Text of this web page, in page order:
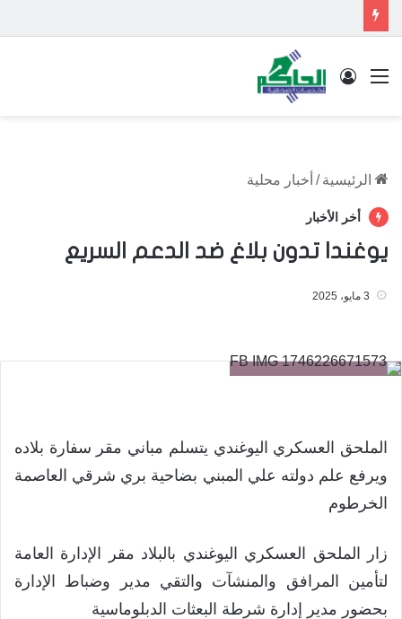
القائمة تسجيل الدخول
الرئيسية / أخبار محلية
أخر الأخبار
يوغندا تدون بلاغ ضد الدعم السريع
3 مايو، 2025
الملحق العسكري اليوغندي يتسلم مباني مقر سفارة بلاده
ويرفع علم دولته علي المبني بضاحية بري شرقي العاصمة
الخرطوم
زار الملحق العسكري اليوغندي بالبلاد مقر الإدارة العامة
لتأمين المرافق والمنشآت والتقي مدير وضباط الإدارة
بحضور مدير إدارة شرطة البعثات الدبلوماسية